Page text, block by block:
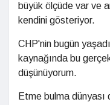
büyük ölçüde var ve
kendini gösteriyor.
CHP'nin bugün
kaynağında bu
düşünüyorum.
Etme bulma dünyası